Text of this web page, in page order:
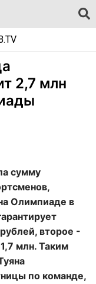
2,7 млн
сумму
Олимпиаде в
второе -
млн. Таким
по команде,